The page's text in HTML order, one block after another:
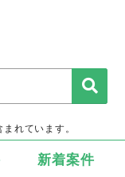
れています。
新着案件